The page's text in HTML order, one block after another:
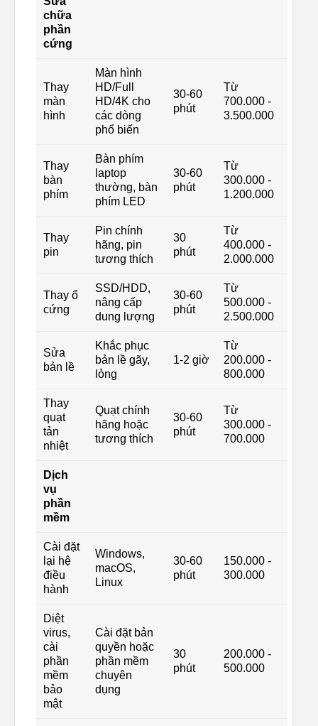
chữa
phần
cứng
Thay
màn
hình
Màn hình
HD/Full
HD/4K cho
các dòng
phổ biến
30-60
phút
Từ
700.000 -
3.500.000
Thay
bàn
phím
Bàn phím
laptop
thường, bàn
phím LED
30-60
phút
Từ
300.000 -
1.200.000
Thay
pin
Pin chính
hãng, pin
tương thích
30
phút
Từ
400.000 -
2.000.000
Thay ổ
cứng
SSD/HDD,
nâng cấp
dung lượng
30-60
phút
Từ
500.000 -
2.500.000
Sửa
bản lề
Khắc phục
bản lề gãy,
lỏng
1-2 giờ
Từ
200.000 -
800.000
Thay
quạt
tản
nhiệt
Quạt chính
hãng hoặc
tương thích
30-60
phút
Từ
300.000 -
700.000
Dịch
vụ
phần
mềm
Cài đặt
lại hệ
điều
hành
Windows,
macOS,
Linux
30-60
phút
150.000 -
300.000
Diệt
virus,
cài
phần
mềm
bảo
mật
Cài đặt bản
quyền hoặc
phần mềm
chuyên
dụng
30
phút
200.000 -
500.000